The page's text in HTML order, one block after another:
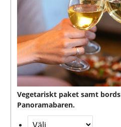
Vegetariskt paket samt
Panoramabaren.